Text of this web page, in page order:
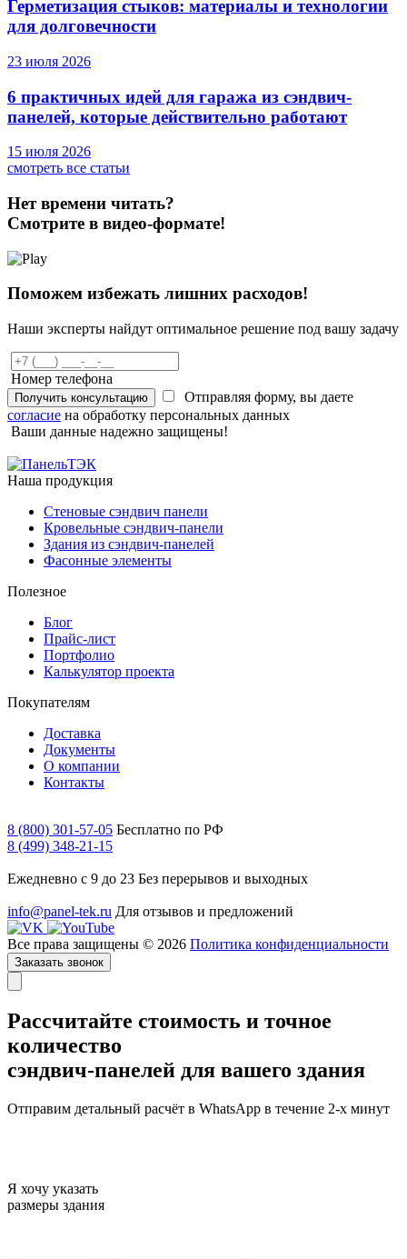
Герметизация стыков: материалы и технологии
для долговечности
23 июля 2026
6 практичных идей для гаража из сэндвич-
панелей, которые действительно работают
15 июля 2026
смотреть все статьи
Нет времени читать?
Смотрите в видео-формате!
Поможем избежать лишних расходов!
Наши эксперты найдут оптимальное решение под вашу задачу
Номер телефона
Получить консультацию
Отправляя форму, вы даете
согласие на обработку персональных данных
Ваши данные надежно защищены!
Наша продукция
Cтеновые сэндвич панели
Кровельные сэндвич-панели
Здания из сэндвич-панелей
Фасонные элементы
Полезное
Блог
Прайс-лист
Портфолио
Калькулятор проекта
Покупателям
Доставка
Документы
О компании
Контакты
8 (800) 301-57-05 Бесплатно по РФ
8 (499) 348-21-15
Ежедневно с 9 до 23 Без перерывов и выходных
info@panel-tek.ru Для отзывов и предложений
Все права защищены © 2026 Политика конфиденциальности
Заказать звонок
Рассчитайте стоимость и точное
количество
сэндвич-панелей для вашего здания
Отправим детальный расчёт в WhatsApp в течение 2-х минут
Я хочу указать
размеры здания